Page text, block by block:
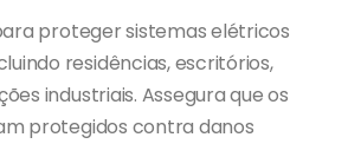
proteger sistemas elétricos
residências, escritórios,
industriais. Assegura que os
protegidos contra danos